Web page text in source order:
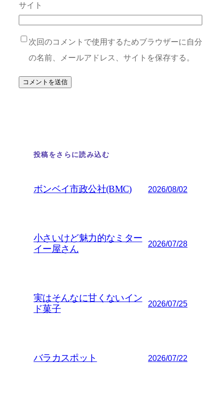
サイト
次回のコメントで使用するためブラウザーに自分
の名前、メールアドレス、サイトを保存する。
投稿をさらに読み込む
ボンベイ市政公社(BMC) 2026/08/02
小さいけど魅力的なミター
イー屋さん
2026/07/28
実はそんなに甘くないイン
ド菓子
2026/07/25
バラカスポット 2026/07/22